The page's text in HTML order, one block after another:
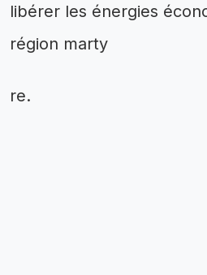
libérer les énergies
région marty
re.